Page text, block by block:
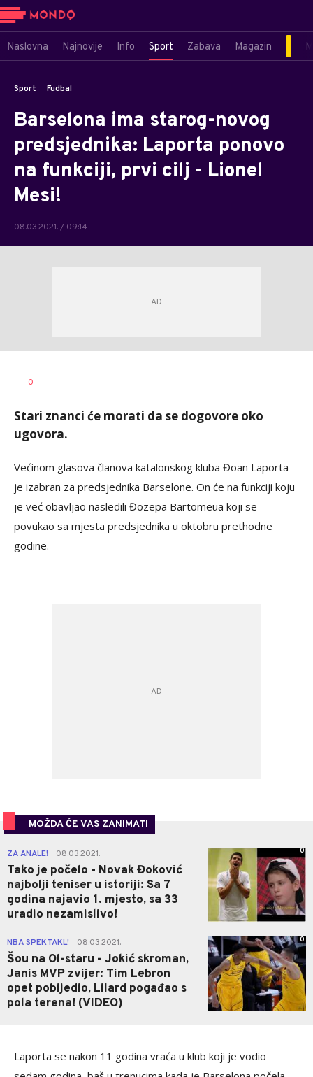
Naslovna Najnovije Info Sport Zabava Magazin
Sport Fudbal
Barselona ima starog-novog
predsjednika: Laporta ponovo
na funkciji, prvi cilj - Lionel
Mesi!
08.03.2021. / 09:14
AUTOR
0
Stari znanci će morati da se dogovore oko
ugovora.
Većinom glasova članova katalonskog kluba Đoan Laporta
je izabran za predsjednika Barselone. On će na funkciji koju
je već obavljao nasledili Đozepa Bartomeua koji se
povukao sa mjesta predsjednika u oktobru prethodne
godine.
MOŽDA ĆE VAS ZANIMATI
ZA ANALE! 08.03.2021.
Tako je počelo - Novak Đoković
najbolji teniser u istoriji: Sa 7
godina najavio 1. mjesto, sa 33
uradio nezamislivo!
0
NBA SPEKTAKL! 08.03.2021.
Šou na Ol-staru - Jokić skroman,
Janis MVP zvijer: Tim Lebron
opet pobijedio, Lilard pogađao s
pola terena! (VIDEO)
0
Laporta se nakon 11 godina vraća u klub koji je vodio